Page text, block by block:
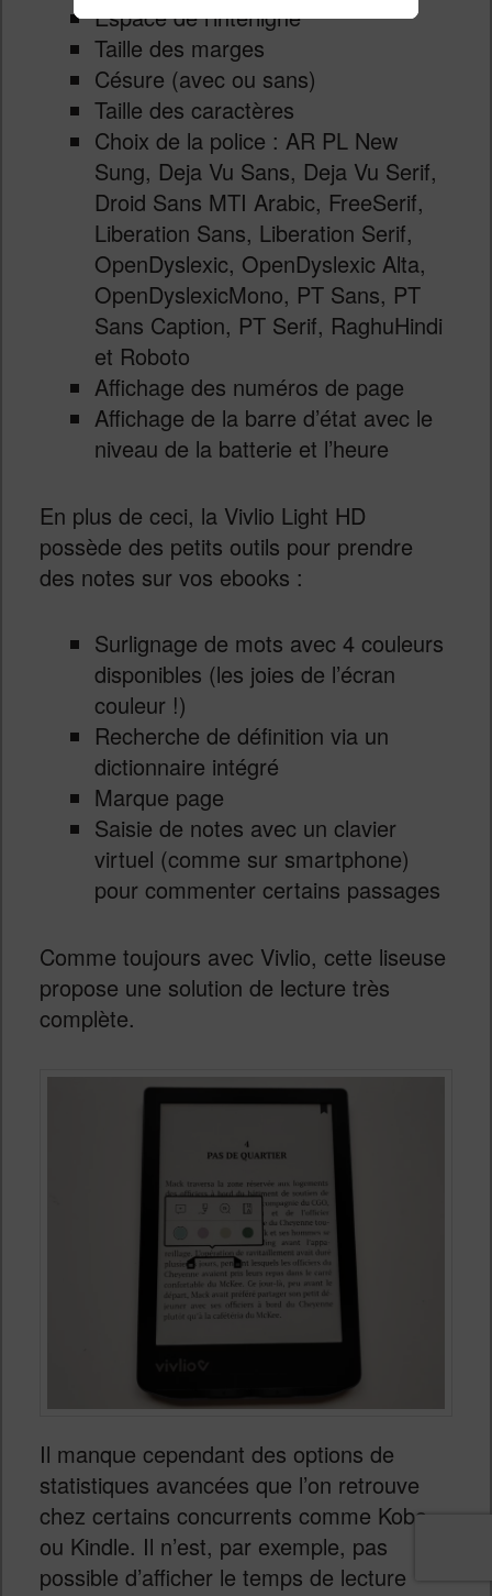
Espace de l’interligne
Taille des marges
Césure (avec ou sans)
Taille des caractères
Choix de la police : AR PL New
Sung, Deja Vu Sans, Deja Vu Serif,
Droid Sans MTI Arabic, FreeSerif,
Liberation Sans, Liberation Serif,
OpenDyslexic, OpenDyslexic Alta,
OpenDyslexicMono, PT Sans, PT
Sans Caption, PT Serif, RaghuHindi
et Roboto
Affichage des numéros de page
Affichage de la barre d’état avec le
niveau de la batterie et l’heure
En plus de ceci, la Vivlio Light HD
possède des petits outils pour prendre
des notes sur vos ebooks :
Surlignage de mots avec 4 couleurs
disponibles (les joies de l’écran
couleur !)
Recherche de définition via un
dictionnaire intégré
Marque page
Saisie de notes avec un clavier
virtuel (comme sur smartphone)
pour commenter certains passages
Comme toujours avec Vivlio, cette liseuse
propose une solution de lecture très
complète.
Il manque cependant des options de
statistiques avancées que l’on retrouve
chez certains concurrents comme Kobo
ou Kindle. Il n’est, par exemple, pas
possible d’afficher le temps de lecture